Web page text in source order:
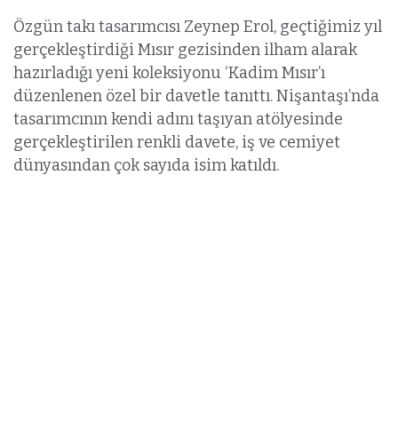
Özgün takı tasarımcısı Zeynep Erol, geçtiğimiz yıl
gerçekleştirdiği Mısır gezisinden ilham alarak
hazırladığı yeni koleksiyonu ‘Kadim Mısır’ı
düzenlenen özel bir davetle tanıttı. Nişantaşı’nda
tasarımcının kendi adını taşıyan atölyesinde
gerçekleştirilen renkli davete, iş ve cemiyet
dünyasından çok sayıda isim katıldı.